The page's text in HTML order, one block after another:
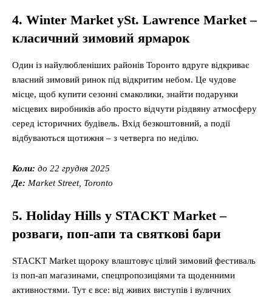
4. Winter Market уSt. Lawrence Market –
класичний зимовий ярмарок
Один із найулюбленіших районів Торонто вдруге відкриває
власний зимовий ринок під відкритим небом. Це чудове
місце, щоб купити сезонні смаколики, знайти подарунки
місцевих виробників або просто відчути різдвяну атмосферу
серед історичних будівель. Вхід безкоштовний, а події
відбуваються щотижня – з четверга по неділю.
Коли: до 22 грудня 2025
Де: Market Street, Toronto
5. Holiday Hills у STACKT Market –
розваги, поп-апи та святкові бари
STACKT Market щороку влаштовує цілий зимовий фестиваль
із поп-ап магазинами, спецпропозиціями та щоденними
активностями. Тут є все: від живих виступів і вуличних